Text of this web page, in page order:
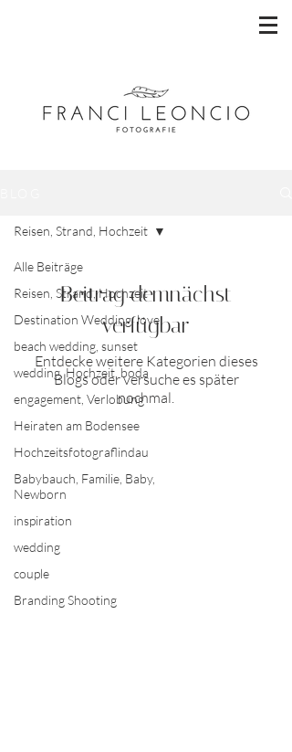
Alle Beiträge
Reisen, Strand, Hochzeit
Destination Wedding, love
beach wedding, sunset
wedding, Hochzeit, boda
engagement, Verlobung
Heiraten am Bodensee
Hochzeitsfotograflindau
Babybauch, Familie, Baby,
Newborn
inspiration
wedding
couple
Branding Shooting
Reisen, Strand, Hochzeit
Beitrag demnächst
verfügbar
Entdecke weitere Kategorien dieses
Blogs oder versuche es später
nochmal.